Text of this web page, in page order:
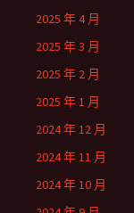
2025 年 4 月
2025 年 3 月
2025 年 2 月
2025 年 1 月
2024 年 12 月
2024 年 11 月
2024 年 10 月